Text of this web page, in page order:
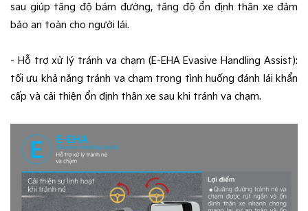
sau giúp tăng độ bám đường, tăng độ ổn định thân xe đảm
bảo an toàn cho người lái.
- Hỗ trợ xử lý tránh va chạm (E-EHA Evasive Handling Assist):
tối ưu khả năng tránh va chạm trong tình huống đánh lái khẩn
cấp và cải thiện ổn định thân xe sau khi tránh va chạm.